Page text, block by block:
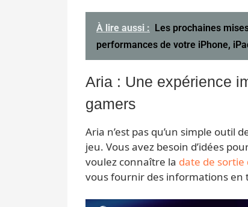
À lire aussi : Les prochaines
performances de votre iPhone,
Aria : Une expérience
gamers
Aria n’est pas qu’un simple outil
jeu. Vous avez besoin d’idées
voulez connaître la date de
vous fournir des informations en